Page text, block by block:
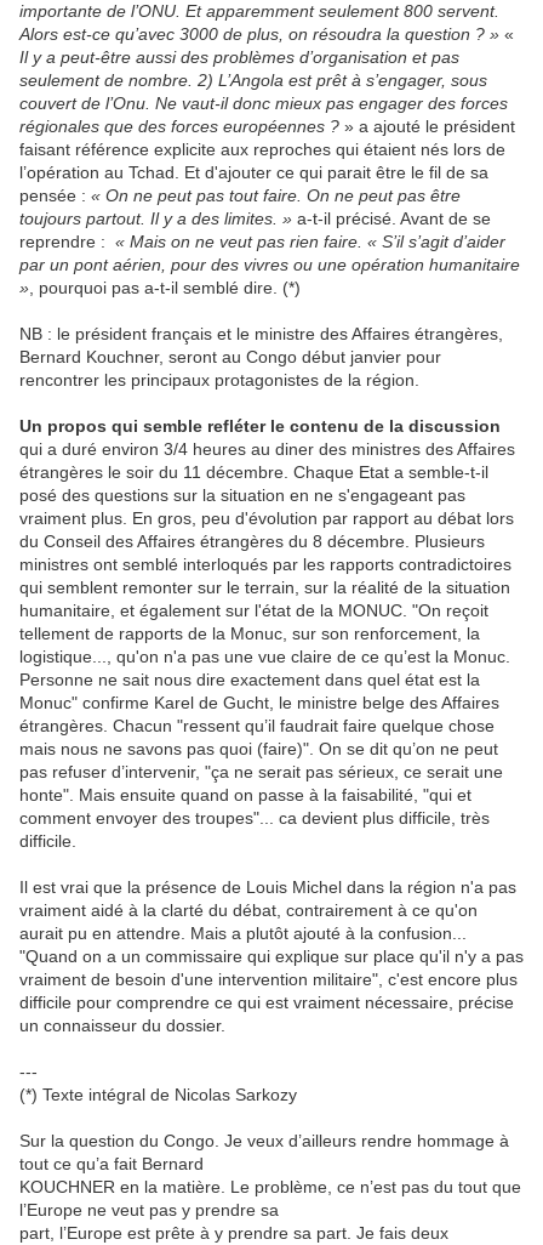
importante de l’ONU. Et apparemment seulement 800 servent.
Alors est-ce qu’avec 3000 de plus, on résoudra la question ? » «
Il y a peut-être aussi des problèmes d’organisation et pas
seulement de nombre. 2) L’Angola est prêt à s’engager, sous
couvert de l’Onu. Ne vaut-il donc mieux pas engager des forces
régionales que des forces européennes ? » a ajouté le président
faisant référence explicite aux reproches qui étaient nés lors de
l’opération au Tchad. Et d'ajouter ce qui parait être le fil de sa
pensée : « On ne peut pas tout faire. On ne peut pas être
toujours partout. Il y a des limites. » a-t-il précisé. Avant de se
reprendre : « Mais on ne veut pas rien faire. « S’il s’agit d’aider
par un pont aérien, pour des vivres ou une opération humanitaire
» , pourquoi pas a-t-il semblé dire. (*)
NB : le président français et le ministre des Affaires étrangères,
Bernard Kouchner, seront au Congo début janvier pour
rencontrer les principaux protagonistes de la région.
Un propos qui semble refléter le contenu de la discussion
qui a duré environ 3/4 heures au diner des ministres des Affaires
étrangères le soir du 11 décembre. Chaque Etat a semble-t-il
posé des questions sur la situation en ne s'engageant pas
vraiment plus. En gros, peu d'évolution par rapport au débat lors
du Conseil des Affaires étrangères du 8 décembre. Plusieurs
ministres ont semblé interloqués par les rapports contradictoires
qui semblent remonter sur le terrain, sur la réalité de la situation
humanitaire, et également sur l'état de la MONUC. "On reçoit
tellement de rapports de la Monuc, sur son renforcement, la
logistique..., qu'on n'a pas une vue claire de ce qu’est la Monuc.
Personne ne sait nous dire exactement dans quel état est la
Monuc" confirme Karel de Gucht, le ministre belge des Affaires
étrangères. Chacun "ressent qu’il faudrait faire quelque chose
mais nous ne savons pas quoi (faire)". On se dit qu’on ne peut
pas refuser d’intervenir, "ça ne serait pas sérieux, ce serait une
honte". Mais ensuite quand on passe à la faisabilité, "qui et
comment envoyer des troupes"... ca devient plus difficile, très
difficile.
Il est vrai que la présence de Louis Michel dans la région n'a pas
vraiment aidé à la clarté du débat, contrairement à ce qu'on
aurait pu en attendre. Mais a plutôt ajouté à la confusion...
"Quand on a un commissaire qui explique sur place qu'il n'y a pas
vraiment de besoin d'une intervention militaire", c'est encore plus
difficile pour comprendre ce qui est vraiment nécessaire, précise
un connaisseur du dossier.
---
(*) Texte intégral de Nicolas Sarkozy
Sur la question du Congo. Je veux d’ailleurs rendre hommage à
tout ce qu’a fait Bernard
KOUCHNER en la matière. Le problème, ce n’est pas du tout que
l’Europe ne veut pas y prendre sa
part, l’Europe est prête à y prendre sa part. Je fais deux